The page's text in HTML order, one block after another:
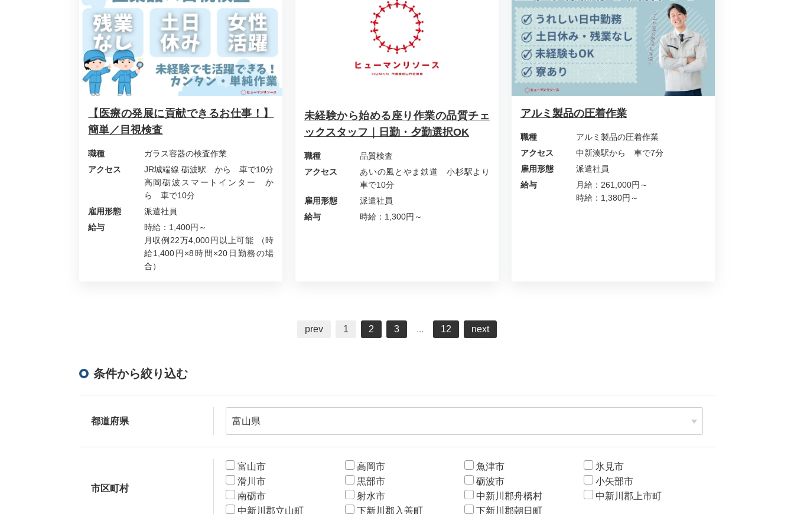
【医療の発展に貢献できるお仕事！】
簡単／目視検査
職種
ガラス容器の検査作業
アクセス
JR城端線 砺波駅 から 車で10分
高岡砺波スマートインター か
ら 車で10分
雇用形態
派遣社員
給与
時給：1,400円～
月収例22万4,000円以上可能 （時
給1,400円×8時間×20日勤務の場
合）
未経験から始める座り作業の品質チェ
ックスタッフ｜日勤・夕勤選択OK
職種
品質検査
アクセス
あいの風とやま鉄道 小杉駅より
車で10分
雇用形態
派遣社員
給与
時給：1,300円～
アルミ製品の圧着作業
職種
アルミ製品の圧着作業
アクセス
中新湊駅から 車で7分
雇用形態
派遣社員
給与
月給：261,000円～
時給：1,380円～
prev 1 2 3 ... 12 next
条件から絞り込む
都道府県
市区町村
富山市 高岡市 魚津市
氷見市
滑川市
黒部市 砺波市
小矢部市
南砺市
射水市 中新川郡舟橋村
中新川郡上市町
中新川郡立山町
下新川郡入善町 下新川郡朝日町